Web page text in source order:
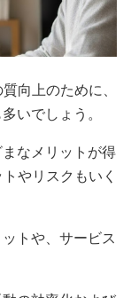
向上のために、
いでしょう。
なメリットが得
やリスクもいく
トや、サービス